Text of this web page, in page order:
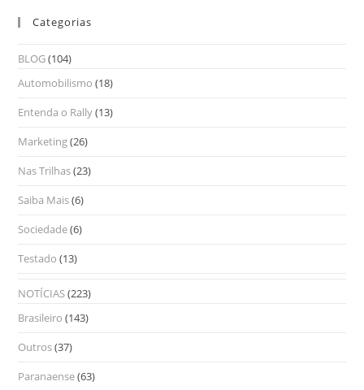
Categorias
BLOG(104)
Automobilismo (18)
Entenda o Rally(13)
Marketing(26)
Nas Trilhas(23)
Saiba Mais(6)
Sociedade(6)
Testado (13)
NOTÍCIAS(223)
Brasileiro (143)
Outros(37)
Paranaense(63)